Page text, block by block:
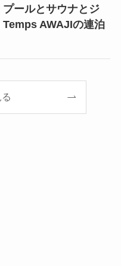
ールとサウナとジ
AWAJIの連泊